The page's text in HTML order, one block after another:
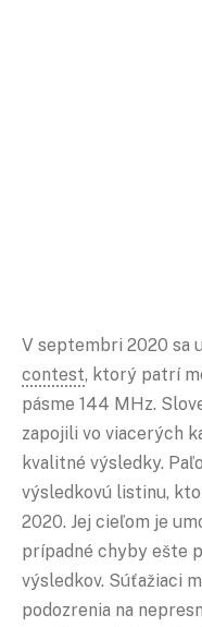
V septembri 2020 sa
contest, ktorý patrí
pásme 144 MHz.
zapojili vo viacerých
kvalitné výsledky.
výsledkovú listinu,
2020. Jej cieľom je
prípadné chyby ešte
výsledkov. Súťažiaci
podozrenia na